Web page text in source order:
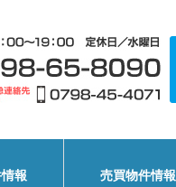
報 売買物件情報